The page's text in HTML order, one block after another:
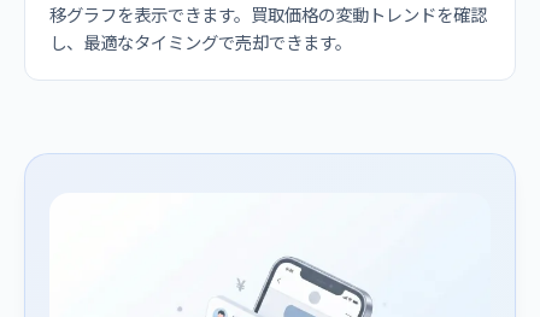
移グラフを表示できます。買取価格の変動トレンドを確認
し、最適なタイミングで売却できます。